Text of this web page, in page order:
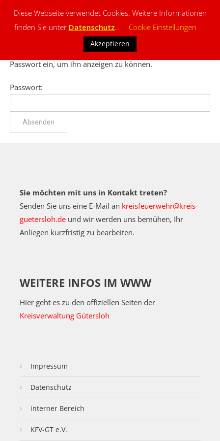
Dieser Inhalt ist passwortgeschützt. Bitte gib unten das
Passwort ein, um ihn anzeigen zu können.
Passwort:
Sie möchten mit uns in Kontakt treten?
Senden Sie uns eine E-Mail an kreisfeuerwehr@kreis-
guetersloh.de und wir werden uns bemühen, Ihr
Anliegen kurzfristig zu bearbeiten.
WEITERE INFOS IM WWW
Hier geht es zu den offiziellen Seiten der
Kreisverwaltung Gütersloh
Impressum
Datenschutz
interner Bereich
KFV-GT e.V.
Diese Webseite verwendet Cookies. Weitere Informationen
finden Sie unter Datenschutz. Cookie Einstellungen
Akzeptieren